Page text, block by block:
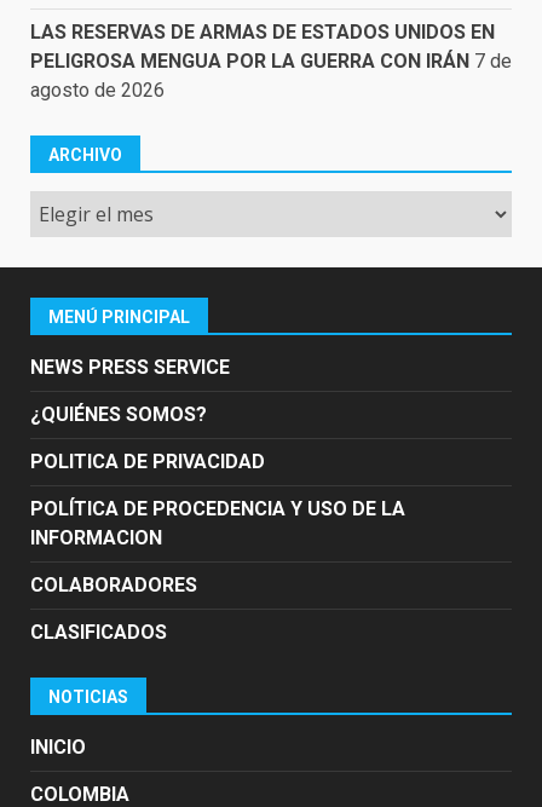
LAS RESERVAS DE ARMAS DE ESTADOS UNIDOS EN
PELIGROSA MENGUA POR LA GUERRA CON IRÁN 7 de
agosto de 2026
ARCHIVO
Archivo
MENÚ PRINCIPAL
NEWS PRESS SERVICE
¿QUIÉNES SOMOS?
POLITICA DE PRIVACIDAD
POLÍTICA DE PROCEDENCIA Y USO DE LA
INFORMACION
COLABORADORES
CLASIFICADOS
NOTICIAS
INICIO
COLOMBIA